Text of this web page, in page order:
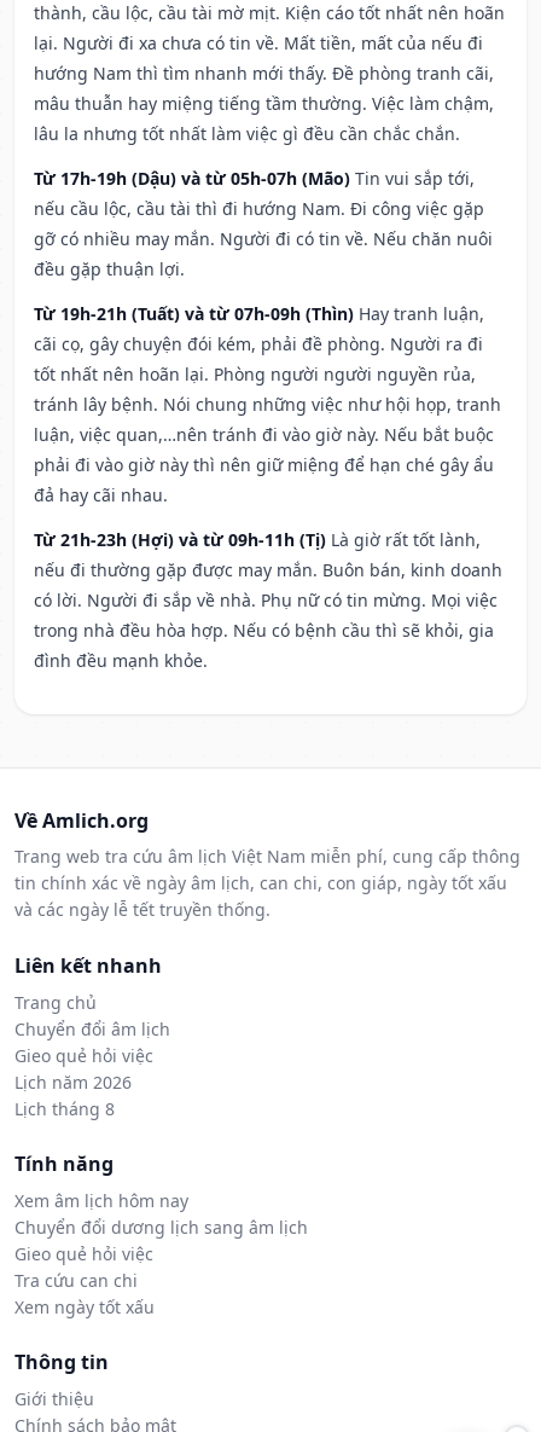
thành, cầu lộc, cầu tài mờ mịt. Kiện cáo tốt nhất nên hoãn
lại. Người đi xa chưa có tin về. Mất tiền, mất của nếu đi
hướng Nam thì tìm nhanh mới thấy. Đề phòng tranh cãi,
mâu thuẫn hay miệng tiếng tầm thường. Việc làm chậm,
lâu la nhưng tốt nhất làm việc gì đều cần chắc chắn.
Từ 17h-19h (Dậu) và từ 05h-07h (Mão) Tin vui sắp tới,
nếu cầu lộc, cầu tài thì đi hướng Nam. Đi công việc gặp
gỡ có nhiều may mắn. Người đi có tin về. Nếu chăn nuôi
đều gặp thuận lợi.
Từ 19h-21h (Tuất) và từ 07h-09h (Thìn) Hay tranh luận,
cãi cọ, gây chuyện đói kém, phải đề phòng. Người ra đi
tốt nhất nên hoãn lại. Phòng người người nguyền rủa,
tránh lây bệnh. Nói chung những việc như hội họp, tranh
luận, việc quan,…nên tránh đi vào giờ này. Nếu bắt buộc
phải đi vào giờ này thì nên giữ miệng để hạn ché gây ẩu
đả hay cãi nhau.
Từ 21h-23h (Hợi) và từ 09h-11h (Tị) Là giờ rất tốt lành,
nếu đi thường gặp được may mắn. Buôn bán, kinh doanh
có lời. Người đi sắp về nhà. Phụ nữ có tin mừng. Mọi việc
trong nhà đều hòa hợp. Nếu có bệnh cầu thì sẽ khỏi, gia
đình đều mạnh khỏe.
Về Amlich.org
Trang web tra cứu âm lịch Việt Nam miễn phí, cung cấp thông
tin chính xác về ngày âm lịch, can chi, con giáp, ngày tốt xấu
và các ngày lễ tết truyền thống.
Liên kết nhanh
Trang chủ
Chuyển đổi âm lịch
Gieo quẻ hỏi việc
Lịch năm 2026
Lịch tháng 8
Tính năng
Xem âm lịch hôm nay
Chuyển đổi dương lịch sang âm lịch
Gieo quẻ hỏi việc
Tra cứu can chi
Xem ngày tốt xấu
Thông tin
Giới thiệu
Chính sách bảo mật